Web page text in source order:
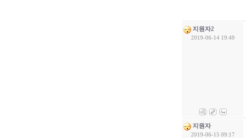
지원자2
2019-06-14 19:49
지원자
2019-06-15 09:17